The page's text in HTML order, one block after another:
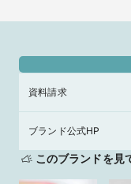
資料請求
ブランド公式HP
このブランドを見